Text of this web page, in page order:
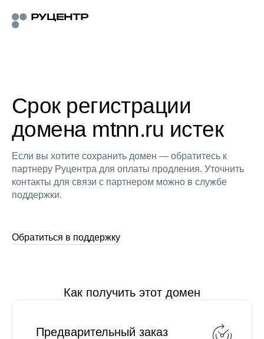
Срок регистрации
домена mtnn.ru истек
Если вы хотите сохранить домен — обратитесь к
партнеру Руцентра для оплаты продления. Уточнить
контакты для связи с партнером можно в службе
поддержки.
Обратиться в поддержку
Как получить этот домен
Предварительный заказ